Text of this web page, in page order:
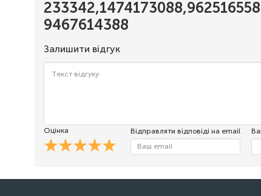
9467614388
Залишити відгук
Оцінка Відправляти відповіді на email